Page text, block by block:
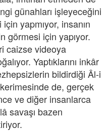
günahları işleyeceğini
yapmıyor, insanın
görmesi için yapıyor.
caizse videoya
Yaptıklarını inkâr
bildirdiği Âl-i
de, gerçek
ve diğer insanlarca
savaşı bazen